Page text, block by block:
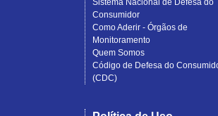
Sistema Nacional de Defesa do
Consumidor
Como Aderir - Órgãos de
Monitoramento
Quem Somos
Código de Defesa do
(CDC)